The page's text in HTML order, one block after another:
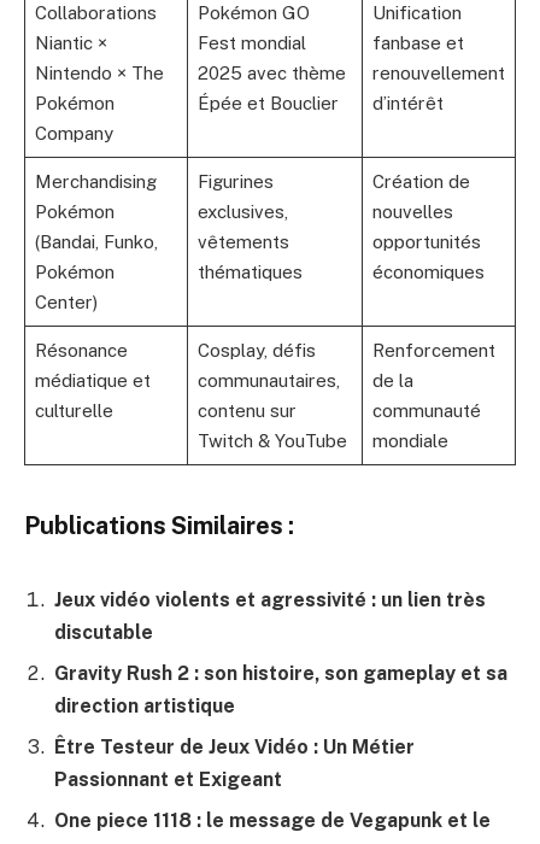
Collaborations
Niantic ×
Nintendo × The
Pokémon
Company
Pokémon GO
Fest mondial
2025 avec thème
Épée et Bouclier
Unification
fanbase et
renouvellement
d’intérêt
Merchandising
Pokémon
(Bandai, Funko,
Pokémon
Center)
Figurines
exclusives,
vêtements
thématiques
Création de
nouvelles
opportunités
économiques
Résonance
médiatique et
culturelle
Cosplay, défis
communautaires,
contenu sur
Twitch & YouTube
Renforcement
de la
communauté
mondiale
Publications Similaires :
Jeux vidéo violents et agressivité : un lien très
discutable
Gravity Rush 2 : son histoire, son gameplay et sa
direction artistique
Être Testeur de Jeux Vidéo : Un Métier
Passionnant et Exigeant
One piece 1118 : le message de Vegapunk et le